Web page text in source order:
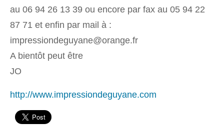
au 06 94 26 13 39 ou encore par fax au 05 94 22
87 71 et enfin par mail à :
impressiondeguyane@orange.fr
A bientôt peut être
JO
http://www.impressiondeguyane.com